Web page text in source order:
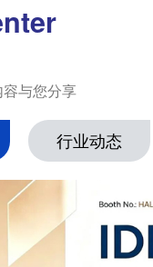
与您分享
行业动态